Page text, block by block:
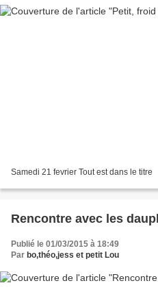
Samedi 21 fevrier Tout est dans le titre
Rencontre avec les
Publié le 01/03/2015 à 18:49
Par bo,théo,jess et petit Lou